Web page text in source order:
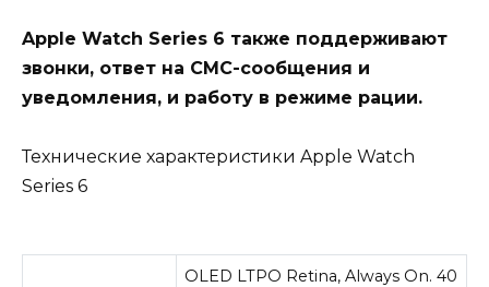
Apple Watch Series 6 также поддерживают
звонки, ответ на СМС-сообщения и
уведомления, и работу в режиме рации.
Технические характеристики Apple Watch
Series 6
OLED LTPO Retina, Always On. 40